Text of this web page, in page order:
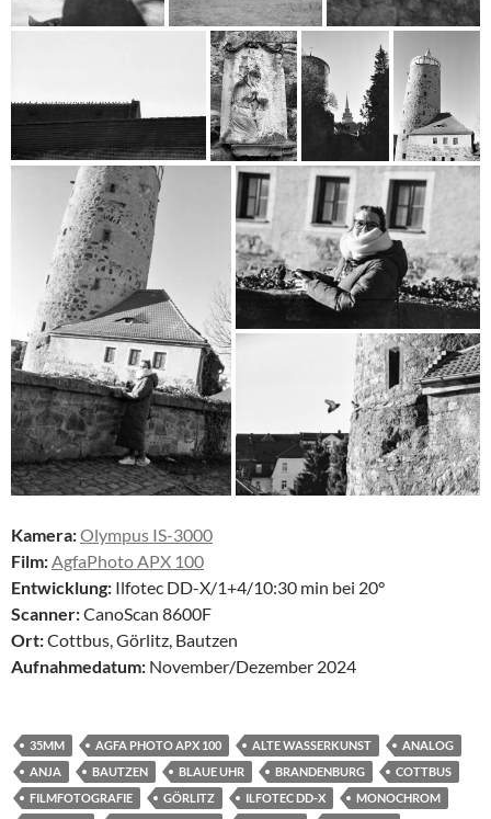
Kamera:Olympus IS-3000
Film:AgfaPhoto APX 100
Entwicklung: Ilfotec DD-X/1+4/10:30 min bei 20°
Scanner:CanoScan 8600F
Ort:Cottbus, Görlitz, Bautzen
Aufnahmedatum: November/Dezember 2024
35MM AGFA PHOTO APX 100 ALTE WASSERKUNST
ANALOG
ANJA
BAUTZEN BLAUE UHR BRANDENBURG
COTTBUS
FILMFOTOGRAFIE
GÖRLITZ ILFOTEC DD-X
MONOCHROM